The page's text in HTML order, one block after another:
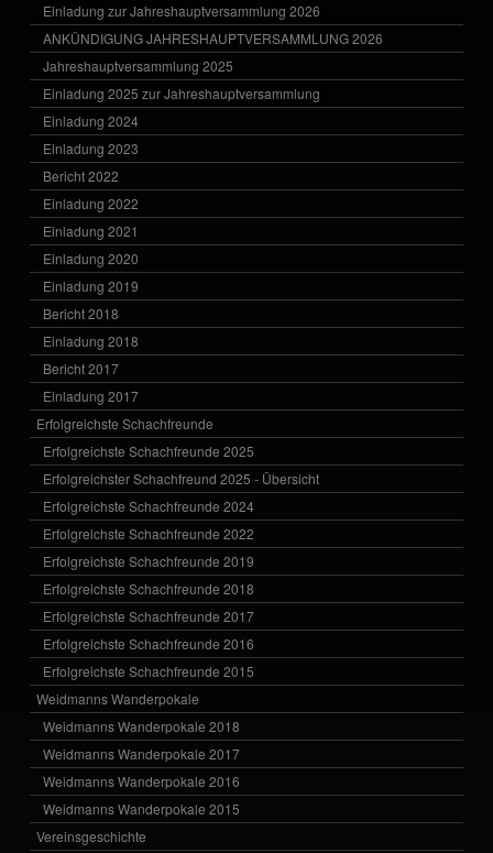
Einladung zur Jahreshauptversammlung 2026
ANKÜNDIGUNG JAHRESHAUPTVERSAMMLUNG 2026
Jahreshauptversammlung 2025
Einladung 2025 zur Jahreshauptversammlung
Einladung 2024
Einladung 2023
Bericht 2022
Einladung 2022
Einladung 2021
Einladung 2020
Einladung 2019
Bericht 2018
Einladung 2018
Bericht 2017
Einladung 2017
Erfolgreichste Schachfreunde
Erfolgreichste Schachfreunde 2025
Erfolgreichster Schachfreund 2025 - Übersicht
Erfolgreichste Schachfreunde 2024
Erfolgreichste Schachfreunde 2022
Erfolgreichste Schachfreunde 2019
Erfolgreichste Schachfreunde 2018
Erfolgreichste Schachfreunde 2017
Erfolgreichste Schachfreunde 2016
Erfolgreichste Schachfreunde 2015
Weidmanns Wanderpokale
Weidmanns Wanderpokale 2018
Weidmanns Wanderpokale 2017
Weidmanns Wanderpokale 2016
Weidmanns Wanderpokale 2015
Vereinsgeschichte